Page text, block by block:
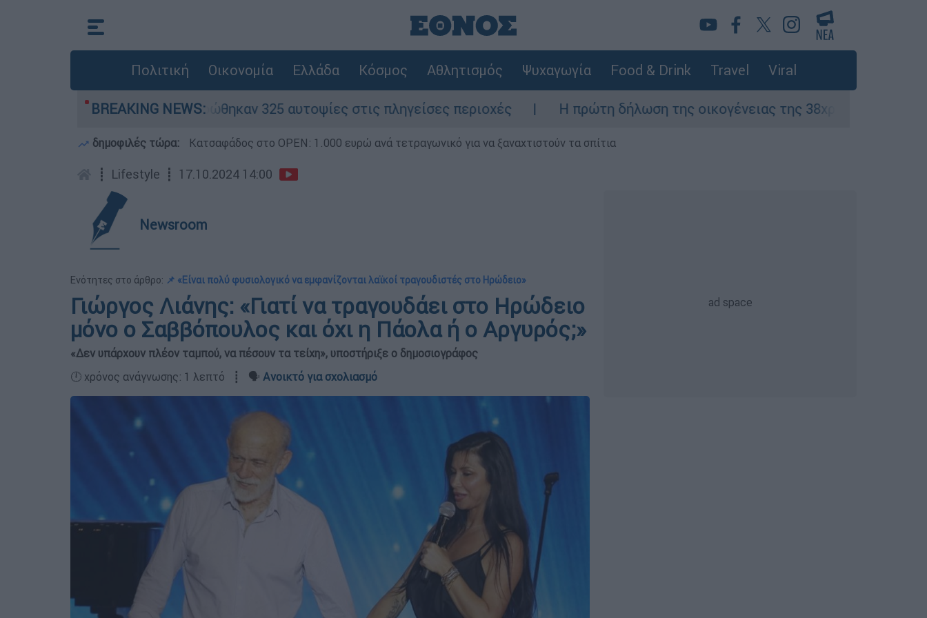
Πολιτική Οικονομία Ελλάδα Κόσμος Αθλητισμός Ψυχαγωγία Food & Drink Travel Viral
BREAKING NEWS:
«κόκκινα» - Ολοκληρώθηκαν 325 αυτοψίες στις πληγείσες περιοχές Η πρώτη δήλωση της οικογένειας της 38χρονης Βρετανίδας που
δημοφιλές τώρα: Κατσαφάδος στο OPEN: 1.000 ευρώ ανά τετραγωνικό για να ξαναχτιστούν τα σπίτια
┋ Lifestyle ┋ 17.10.2024 14:00
Newsroom
Ενότητες στο άρθρο: 📌 «Είναι πολύ φυσιολογικό να εμφανίζονται λαϊκοί τραγουδιστές στο Ηρώδειο»
Γιώργος Λιάνης: «Γιατί να τραγουδάει στο Ηρώδειο
μόνο ο Σαββόπουλος και όχι η Πάολα ή ο Αργυρός;»
«Δεν υπάρχουν πλέον ταμπού, να πέσουν τα τείχη», υποστήριξε ο δημοσιογράφος
🕛 χρόνος ανάγνωσης: 1 λεπτό ┋ 🗣️ Ανοικτό για σχολιασμό